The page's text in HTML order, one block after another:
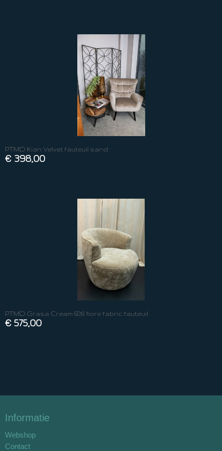
PTMD Kian Velvet fauteuil sand
€ 398,00
PTMD Grasa Cream 6051 fiore fabric fauteuil
€ 575,00
Informatie
Webshop
Contact